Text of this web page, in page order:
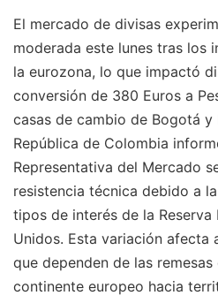
El mercado de divisas
moderada este lunes tras los
la eurozona, lo que impactó
conversión de 380 Euros a
casas de cambio de Bogotá y
República de Colombia
Representativa del Mercado
resistencia técnica debido a
tipos de interés de la Reserva
Unidos. Esta variación afecta
que dependen de las
continente europeo hacia